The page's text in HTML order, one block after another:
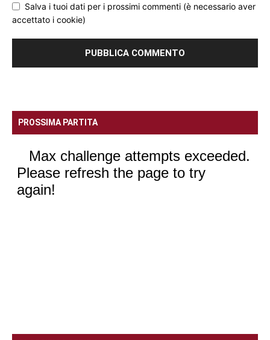
Salva i tuoi dati per i prossimi commenti (è necessario aver
accettato i cookie)
PROSSIMA PARTITA